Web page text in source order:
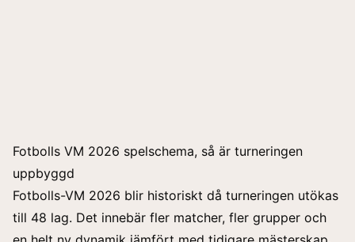
Fotbolls VM 2026 spelschema, så är turneringen
uppbyggd
Fotbolls-VM 2026 blir historiskt då turneringen utökas
till 48 lag. Det innebär fler matcher, fler grupper och